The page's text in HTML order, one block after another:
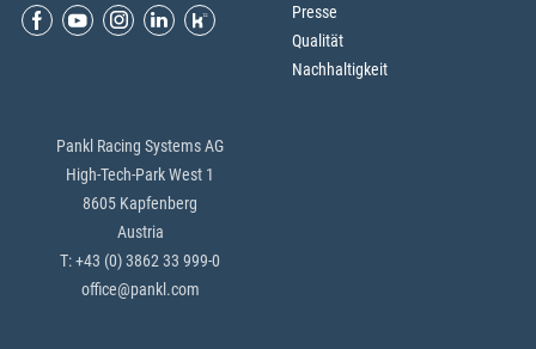
Presse
Qualität
Nachhaltigkeit
Pankl Racing Systems AG
High-Tech-Park West 1
8605 Kapfenberg
Austria
T: +43 (0) 3862 33 999-0
office@pankl.com